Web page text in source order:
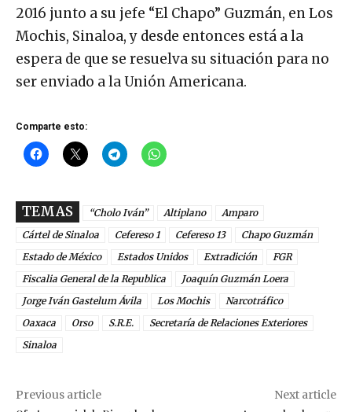
2016 junto a su jefe “El Chapo” Guzmán, en Los
Mochis, Sinaloa, y desde entonces está a la
espera de que se resuelva su situación para no
ser enviado a la Unión Americana.
Comparte esto:
TEMAS “Cholo Iván” Altiplano
Amparo
Cártel de Sinaloa
Cefereso 1 Cefereso 13
Chapo Guzmán
Estado de México
Estados Unidos Extradición
FGR
Fiscalia General de la Republica
Joaquín Guzmán Loera
Jorge Iván Gastelum Ávila
Los Mochis
Narcotráfico
Oaxaca
Orso S.R.E.
Secretaría de Relaciones Exteriores
Sinaloa
Previous article Next article